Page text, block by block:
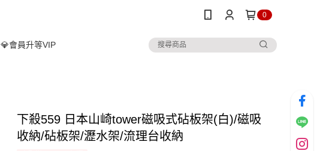
0
💎會員升等VIP
下殺559 日本山崎tower磁吸式砧板架(白)/磁吸
收納/砧板架/瀝水架/流理台收納